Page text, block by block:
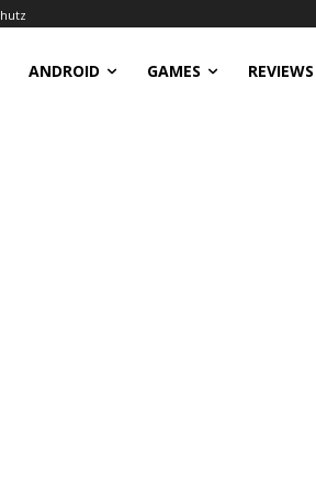
ANDROID GAMES REVIEWS